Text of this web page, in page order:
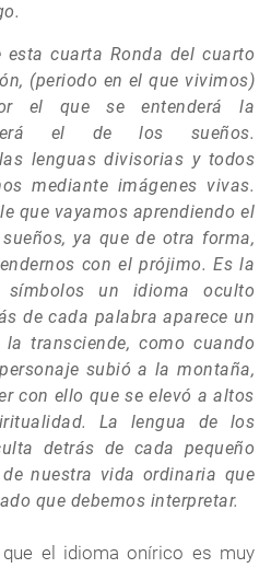
esta cuarta Ronda del cuarto
(periodo en el que vivimos)
el que se entenderá la
el de los sueños.
lenguas divisorias y todos
mediante imágenes vivas.
que vayamos aprendiendo el
ya que de otra forma,
con el prójimo. Es la
un idioma oculto
de cada palabra aparece un
transciende, como cuando
subió a la montaña,
con ello que se elevó a altos
La lengua de los
detrás de cada pequeño
nuestra vida ordinaria que
que debemos interpretar.
el idioma onírico es muy